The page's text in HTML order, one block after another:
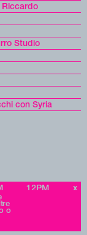
Riccardo
Studio
con Syria
12PM x
o